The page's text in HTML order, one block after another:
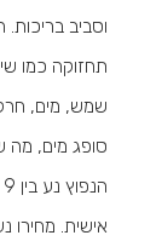
וסביב
תחזוקה כמו
שמש, מים,
סופג מים, מה